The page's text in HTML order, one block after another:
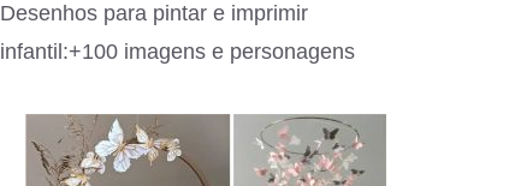
Desenhos para pintar e imprimir
infantil:+100 imagens e personagens